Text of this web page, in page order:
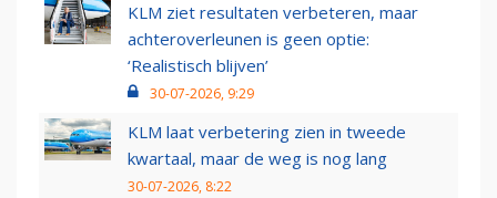
KLM ziet resultaten verbeteren, maar
achteroverleunen is geen optie:
‘Realistisch blijven’
30-07-2026, 9:29
KLM laat verbetering zien in tweede
kwartaal, maar de weg is nog lang
30-07-2026, 8:22